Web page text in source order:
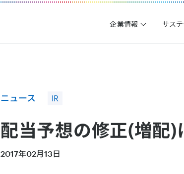
企業情報 サス
ニュース IR
配当予想の修正(増配)
2017年02月13日